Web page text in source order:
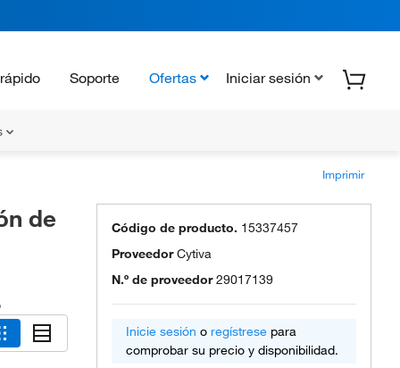
Soporte Ofertas Iniciar sesión
Imprimir
de Código de producto. 15337457
ProveedorCytiva
N.º de proveedor 29017139
Inicie sesión o regístrese para
comprobar su precio y disponibilidad.